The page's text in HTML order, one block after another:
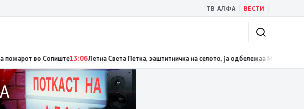
ТВ АЛФА ВЕСТИ
за патот кон ЕУ на Белград13:07Три ер трактори се вклучуваат во гаснењето на пожарот